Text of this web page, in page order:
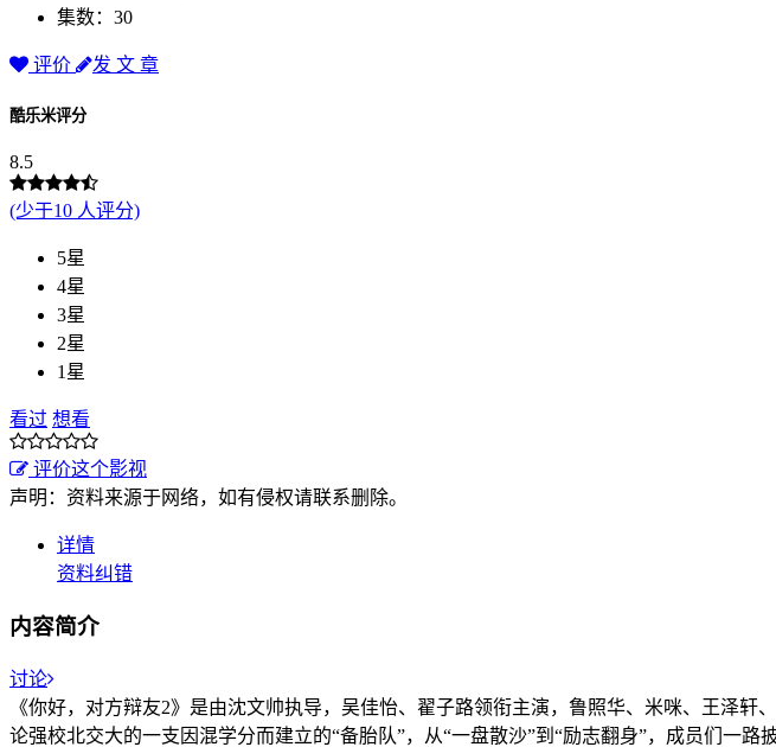
集数：30
评价 发 文 章
酷乐米评分
8.5
(少于10 人评分)
5星
4星
3星
2星
1星
看过 想看
评价这个影视
声明：资料来源于网络，如有侵权请联系删除。
详情
资料纠错
内容简介
讨论
《你好，对方辩友2》是由沈文帅执导，吴佳怡、翟子路领衔主演，鲁照华、米咪、王泽
论强校北交大的一支因混学分而建立的“备胎队”，从“一盘散沙”到“励志翻身”，成员们一